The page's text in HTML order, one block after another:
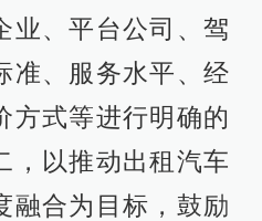
业、平台公司、驾
准、服务水平、经
方式等进行明确的
，以推动出租汽车
融合为目标，鼓励